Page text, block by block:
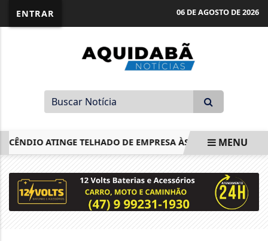
ENTRAR 06 DE AGOSTO DE 2026
ATINGE TELHADO DE EMPRESA ÀS MARGENS DA BR-
MENU